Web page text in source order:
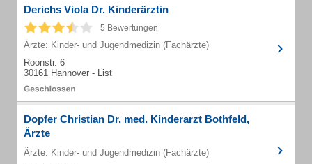
Derichs Viola Dr. Kinderärztin
5 Bewertungen
Ärzte: Kinder- und Jugendmedizin (Fachärzte)
Roonstr. 6
30161 Hannover - List
Dopfer Christian Dr. med. Kinderarzt Bothfeld,
Ärzte
Ärzte: Kinder- und Jugendmedizin (Fachärzte)